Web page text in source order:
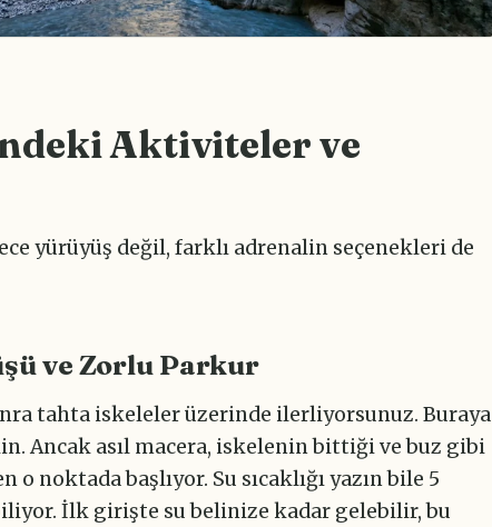
Aktiviteler ve
yürüyüş değil, farklı adrenalin seçenekleri de
ve Zorlu Parkur
tahta iskeleler üzerinde ilerliyorsunuz. Buraya
Ancak asıl macera, iskelenin bittiği ve buz gibi
noktada başlıyor. Su sıcaklığı yazın bile 5
İlk girişte su belinize kadar gelebilir, bu